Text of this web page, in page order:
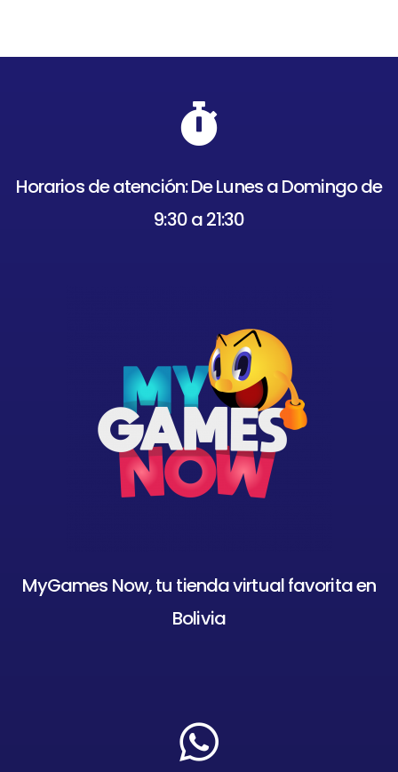
Horarios de atención: De Lunes a Domingo de
9:30 a 21:30
MyGames Now, tu tienda virtual favorita en
Bolivia